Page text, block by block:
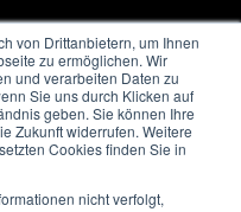
von Drittanbietern, um Ihnen
zu ermöglichen. Wir
und verarbeiten Daten zu
Sie uns durch Klicken auf
geben. Sie können Ihre
Zukunft widerrufen. Weitere
Cookies finden Sie in
nicht verfolgt,
IMPRESSUM
Reserved.